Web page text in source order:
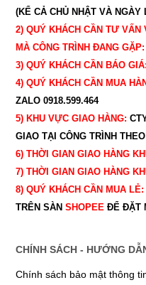
(KỂ CẢ CHỦ NHẬT VÀ NGÀY
2) QUÝ KHÁCH CẦN TƯ
MÀ CÔNG TRÌNH ĐANG GẶP:
3) QUÝ KHÁCH CẦN BÁO GIÁ:
4) QUÝ KHÁCH CẦN MUA
ZALO 0918.599.464
5) KHU VỰC GIAO HÀNG:
GIAO TẠI CÔNG TRÌNH
6) THỜI GIAN GIAO HÀNG
7) THỜI GIAN GIAO HÀNG
8) QUÝ KHÁCH CẦN MUA LẺ:
TRÊN SÀN SHOPEE ĐỂ ĐẶT
CHÍNH SÁCH - HƯỚNG
Chính sách bảo mật thông